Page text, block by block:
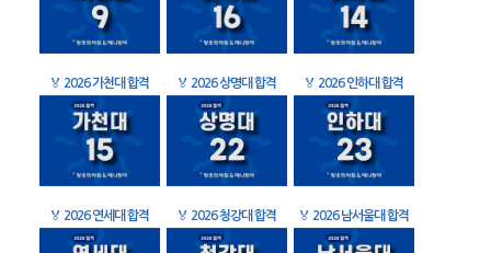
🏅 2026 가천대 합격 🏅 2026 상명대 합격 🏅 2026 인하대 합격
🏅 2026 연세대 합격 🏅 2026 청강대 합격 🏅 2026 남서울대 합격